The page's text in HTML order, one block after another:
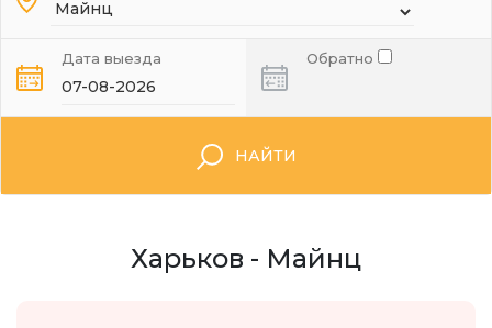
Дата выезда Обратно
НАЙТИ
Харьков - Майнц